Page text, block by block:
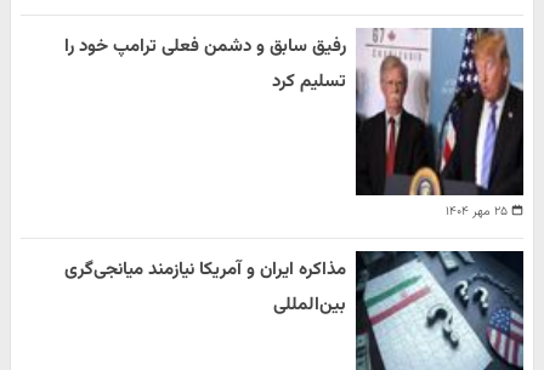
۲۵ مهر ۱۴۰۴
رفیق سابق و دشمن فعلی ترامپ خود را
تسلیم کرد
مذاکره ایران و آمریکا نیازمند میانجی‌گری
بین‌المللی